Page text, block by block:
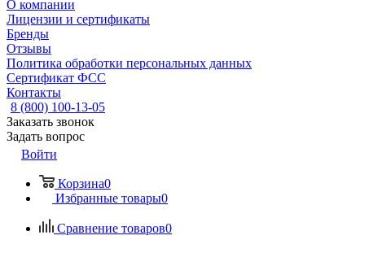
О компании
Лицензии и сертификаты
Бренды
Отзывы
Политика обработки персональных данных
Сертификат ФСС
Контакты
8 (800) 100-13-05
Заказать звонок
Задать вопрос
Войти
Корзина0
Избранные товары0
Сравнение товаров0